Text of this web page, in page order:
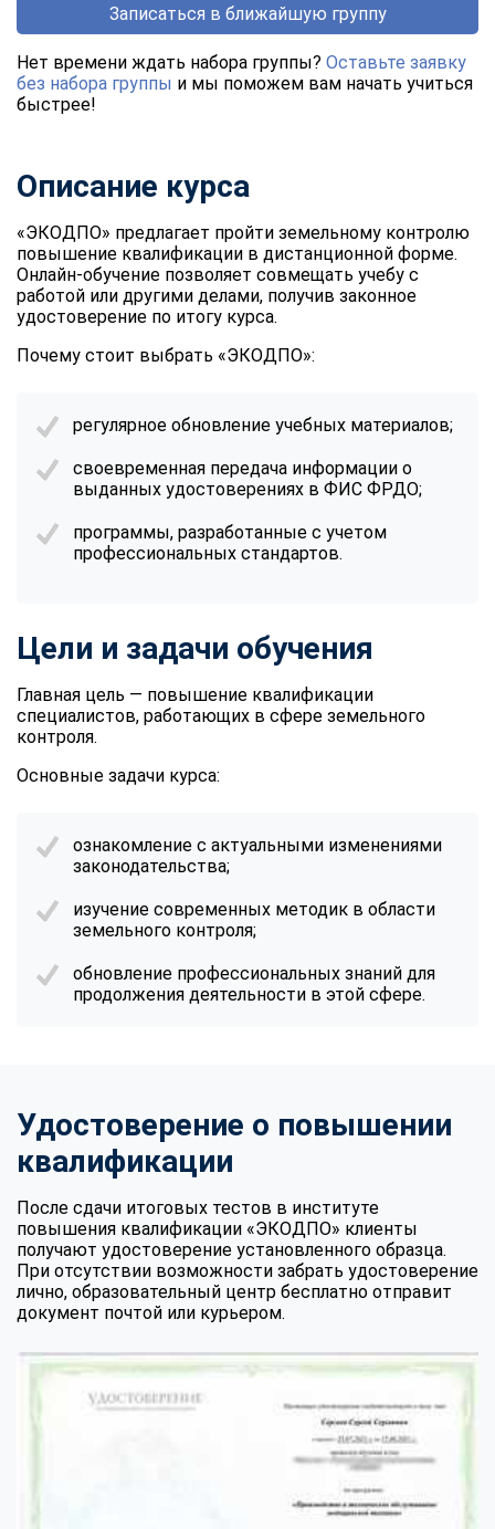
Записаться в ближайшую группу
Нет времени ждать набора группы? Оставьте заявку
без набора группы и мы поможем вам начать учиться
быстрее!
Описание курса
«ЭКОДПО» предлагает пройти земельному контролю
повышение квалификации в дистанционной форме.
Онлайн-обучение позволяет совмещать учебу с
работой или другими делами, получив законное
удостоверение по итогу курса.
Почему стоит выбрать «ЭКОДПО»:
регулярное обновление учебных материалов;
своевременная передача информации о
выданных удостоверениях в ФИС ФРДО;
программы, разработанные с учетом
профессиональных стандартов.
Цели и задачи обучения
Главная цель — повышение квалификации
специалистов, работающих в сфере земельного
контроля.
Основные задачи курса:
ознакомление с актуальными изменениями
законодательства;
изучение современных методик в области
земельного контроля;
обновление профессиональных знаний для
продолжения деятельности в этой сфере.
Удостоверение о повышении
квалификации
После сдачи итоговых тестов в институте
повышения квалификации «ЭКОДПО» клиенты
получают удостоверение установленного образца.
При отсутствии возможности забрать удостоверение
лично, образовательный центр бесплатно отправит
документ почтой или курьером.